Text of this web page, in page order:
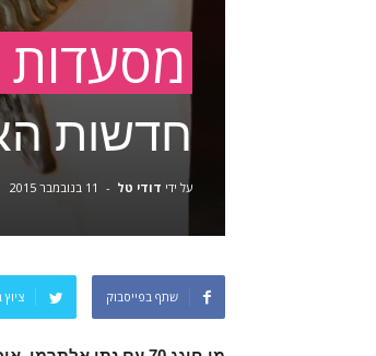
מסעדות
חדשות
על ידי דודי טל - 11 בנובמבר 2015
שתף בפייסבוק ציוץ